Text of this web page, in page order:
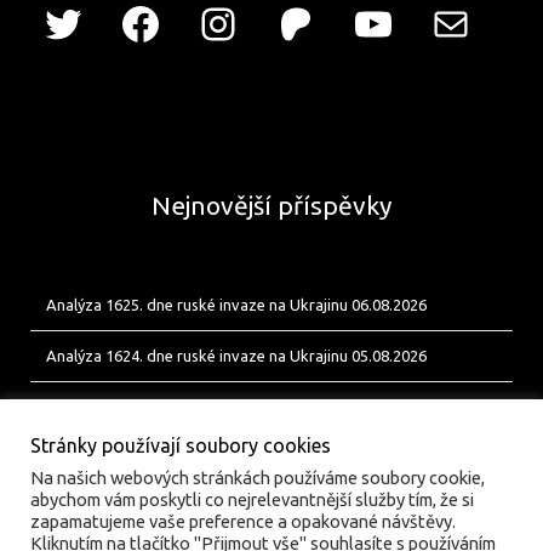
Nejnovější příspěvky
Analýza 1625. dne ruské invaze na Ukrajinu 06.08.2026
Analýza 1624. dne ruské invaze na Ukrajinu 05.08.2026
Stránky používají soubory cookies
Na našich webových stránkách používáme soubory cookie,
abychom vám poskytli co nejrelevantnější služby tím, že si
zapamatujeme vaše preference a opakované návštěvy.
Kliknutím na tlačítko "Přijmout vše" souhlasíte s používáním